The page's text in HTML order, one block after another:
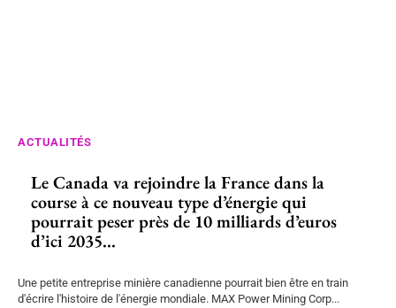
ACTUALITÉS
Le Canada va rejoindre la France dans la
course à ce nouveau type d’énergie qui
pourrait peser près de 10 milliards d’euros
d’ici 2035...
Une petite entreprise minière canadienne pourrait bien être en train
d'écrire l'histoire de l'énergie mondiale. MAX Power Mining Corp...